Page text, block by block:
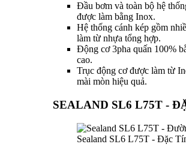
Đầu bơm và toàn bộ hệ
được làm bằng Inox.
Hệ thống cánh kép gồm
làm từ nhựa tổng hợp.
Động cơ 3pha quấn 100%
cao.
Trục động cơ được làm từ
mài mòn hiệu quả.
SEALAND SL6 L75T -
Sealand SL6 L75T - Đặc